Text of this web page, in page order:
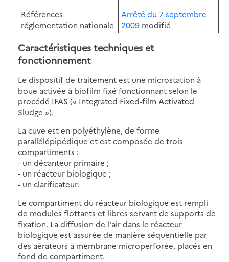
Références
réglementation nationale
Arrêté du 7 septembre
2009 modifié
Caractéristiques techniques et
fonctionnement
Le dispositif de traitement est une microstation à
boue activée à biofilm fixé fonctionnant selon le
procédé IFAS (« Integrated Fixed-film Activated
Sludge »).
La cuve est en polyéthylène, de forme
parallélépipédique et est composée de trois
compartiments :
- un décanteur primaire ;
- un réacteur biologique ;
- un clarificateur.
Le compartiment du réacteur biologique est rempli
de modules flottants et libres servant de supports de
fixation. La diffusion de l'air dans le réacteur
biologique est assurée de manière séquentielle par
des aérateurs à membrane microperforée, placés en
fond de compartiment.